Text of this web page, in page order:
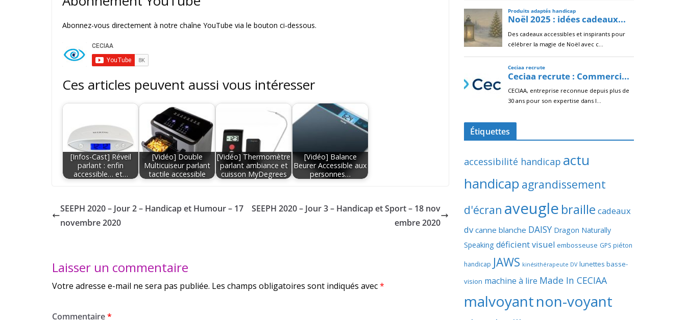
Abonnez-vous directement à notre chaîne YouTube via le bouton ci-dessous.
Ces articles peuvent aussi vous intéresser
[Infos-Cast] Réveil
parlant : enfin
accessible… et…
[Vidéo] Double
Multicuiseur parlant
tactile accessible
[Vidéo] Thermomètre
parlant ambiance et
cuisson MyDegrees
[Vidéo] Balance
Beurer Accessible aux
personnes…
SEEPH 2020 – Jour 2 – Handicap et Humour – 17
novembre 2020
SEEPH 2020 – Jour 3 – Handicap et Sport – 18 nov
embre 2020
Laisser un commentaire
Votre adresse e-mail ne sera pas publiée. Les champs obligatoires sont indiqués avec*
Commentaire*
Étiquettes
accessibilité handicap actu
handicap agrandissement
d'écran aveugle braille cadeaux
dv canne blanche DAISY Dragon Naturally
Speaking déficient visuel embosseuse GPS piéton
handicap JAWS kinésithérapeute DV lunettes basse-
vision machine à lire Made In CECIAA
malvoyantnon-voyant